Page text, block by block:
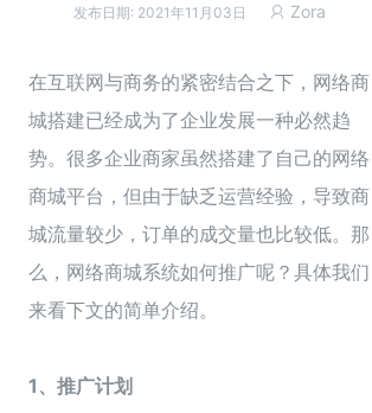
发布日期: 2021年11月03日 Zora
在互联网与商务的紧密结合之下，网络商
城搭建已经成为了企业发展一种必然趋
势。很多企业商家虽然搭建了自己的网络
商城平台，但由于缺乏运营经验，导致商
城流量较少，订单的成交量也比较低。那
么，网络商城系统如何推广呢？具体我们
来看下文的简单介绍。
1、推广计划